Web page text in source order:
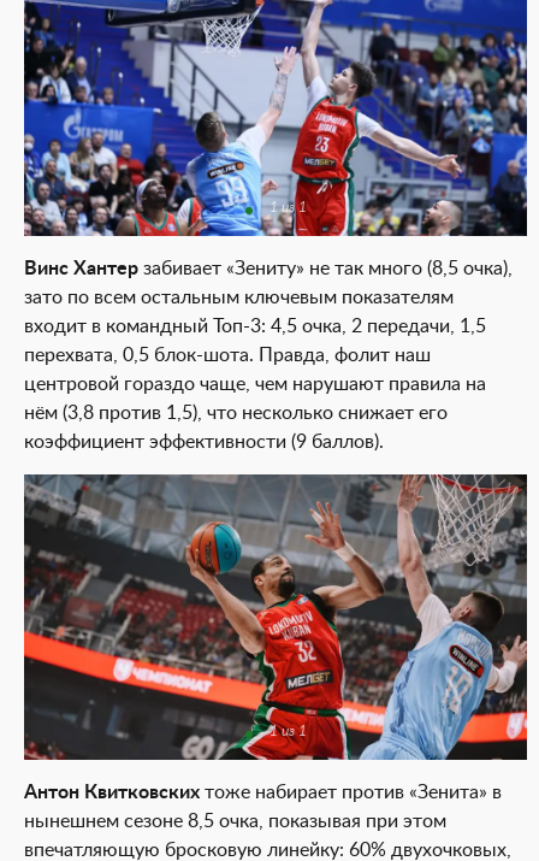
1 из 1
Винс Хантер забивает «Зениту» не так много (8,5 очка),
зато по всем остальным ключевым показателям
входит в командный Топ-3: 4,5 очка, 2 передачи, 1,5
перехвата, 0,5 блок-шота. Правда, фолит наш
центровой гораздо чаще, чем нарушают правила на
нём (3,8 против 1,5), что несколько снижает его
коэффициент эффективности (9 баллов).
1 из 1
Антон Квитковских тоже набирает против «Зенита» в
нынешнем сезоне 8,5 очка, показывая при этом
впечатляющую бросковую линейку: 60% двухочковых,